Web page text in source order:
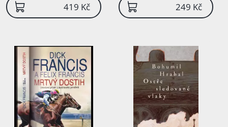
419 Kč 249 Kč